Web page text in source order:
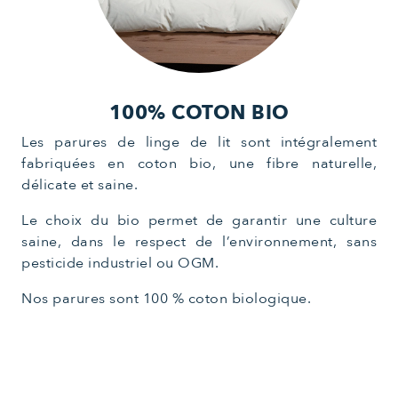
100% COTON BIO
Les parures de linge de lit sont intégralement
fabriquées en coton bio, une fibre naturelle,
délicate et saine.
Le choix du bio permet de garantir une culture
saine, dans le respect de l’environnement, sans
pesticide industriel ou OGM.
Nos parures sont 100 % coton biologique.